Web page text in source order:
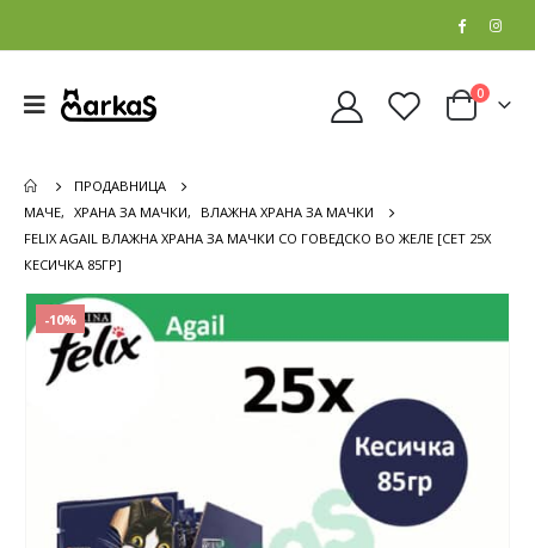
0
ПРОДАВНИЦА
МАЧЕ, ХРАНА ЗА МАЧКИ,
ВЛАЖНА ХРАНА ЗА МАЧКИ
FELIX AGAIL ВЛАЖНА ХРАНА ЗА МАЧКИ СО ГОВЕДСКО ВО ЖЕЛЕ [СЕТ 25X
КЕСИЧКА 85ГР]
-10%